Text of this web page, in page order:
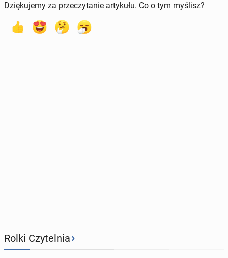
Dziękujemy za przeczytanie artykułu. Co o tym myślisz?
Rolki Czytelnia›